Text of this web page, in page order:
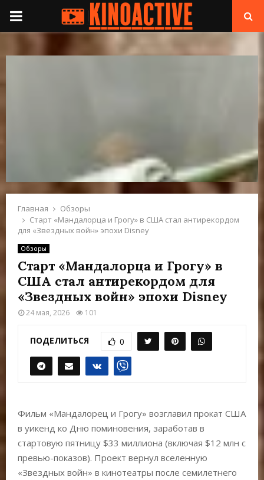
П
Н
О
М
Главная
Обзоры
Старт «Мандалорца и Грогу» в США стал антирекордом
для «Звездных войн» эпохи Disney
Обзоры
Старт «Мандалорца и Грогу» в
США стал антирекордом для
«Звездных войн» эпохи Disney
24 мая, 2026 101
ПОДЕЛИТЬСЯ 0
Фильм «Мандалорец и Грогу» возглавил прокат США
в уикенд ко Дню поминовения, заработав в
стартовую пятницу $33 миллиона (включая $12 млн с
превью-показов). Проект вернул вселенную
«Звездных войн» в кинотеатры после семилетнего